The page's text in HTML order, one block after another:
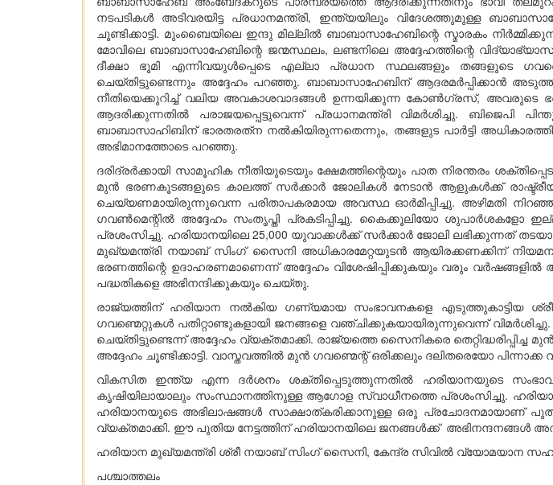
നടപടികൾ അടിവരയിട്ട പ്രധാനമന്ത്രി, ഇന്ത്യയിലും വിദേശത്തുമുള്ള
ചൂണ്ടിക്കാട്ടി. മുംബൈയിലെ ഇന്ദു മില്ലിൽ ബാബാസാഹേബിന്റെ സ്മാരകം
മോവിലെ ബാബാസാഹേബിന്റെ ജന്മസ്ഥലം, ലണ്ടനിലെ അദ്ദേഹത്തിന്റെ
ദീക്ഷാ ഭൂമി എന്നിവയുൾപ്പെടെ എല്ലാ പ്രധാന സ്ഥലങ്ങളും തങ്ങളുടെ
ചെയ്തിട്ടുണ്ടെന്നും അദ്ദേഹം പറഞ്ഞു. ബാബാസാഹേബിന് ആദരമർപ്പിക്കാൻ
നീതിയെക്കുറിച്ച് വലിയ അവകാശവാദങ്ങൾ ഉന്നയിക്കുന്ന കോൺഗ്രസ്,
ആദരിക്കുന്നതിൽ പരാജയപ്പെട്ടുവെന്ന് പ്രധാനമന്ത്രി വിമർശിച്ചു. ബിജെപി
ബാബാസാഹിബിന് ഭാരതരത്‌ന നൽകിയിരുന്നതെന്നും, തങ്ങളുട പാർട്ടി
അഭിമാനത്തോടെ പറഞ്ഞു.
ദരിദ്രർക്കായി സാമൂഹിക നീതിയുടെയും ക്ഷേമത്തിന്റെയും പാത നിരന്തരം
മുൻ ഭരണകൂടങ്ങളുടെ കാലത്ത് സർക്കാർ ജോലികൾ നേടാൻ ആളുകൾക്ക്
ചെയ്യണമായിരുന്നുവെന്ന പരിതാപകരമായ അവസ്ഥ ഓർമിപ്പിച്ചു. അഴിമതി
ഗവൺമെന്റിൽ അദ്ദേഹം സംതൃപ്തി പ്രകടിപ്പിച്ചു. കൈക്കൂലിയോ ശുപാർശകളോ
പ്രശംസിച്ചു. ഹരിയാനയിലെ 25,000 യുവാക്കൾക്ക് സർക്കാർ ജോലി ലഭിക്കുന്നത്
മുഖ്യമന്ത്രി നയാബ് സിംഗ് സൈനി അധികാരമേറ്റയുടൻ ആയിരക്കണക്കിന്
ഭരണത്തിന്റെ ഉദാഹരണമാണെന്ന് അദ്ദേഹം വിശേഷിപ്പിക്കുകയും വരും
പദ്ധതികളെ അഭിനന്ദിക്കുകയും ചെയ്തു.
രാജ്യത്തിന് ഹരിയാന നൽകിയ ഗണ്യമായ സംഭാവനകളെ എടുത്തുകാട്ടിയ
ഗവണ്മെറ്റുകൾ പതിറ്റാണ്ടുകളായി ജനങ്ങളെ വഞ്ചിക്കുകയായിരുന്നുവെന്ന്
ചെയ്തിട്ടുണ്ടെന്ന് അദ്ദേഹം വ്യക്തമാക്കി. രാജ്യത്തെ സൈനികരെ
അദ്ദേഹം ചൂണ്ടിക്കാട്ടി. വാസ്തവത്തിൽ മുൻ ഗവണ്മെന്റ് ഒരിക്കലും ദലിതരെയോ
വികസിത ഇന്ത്യ എന്ന ദർശനം ശക്തിപ്പെടുത്തുന്നതിൽ ഹരിയാനയുടെ
കൃഷിയിലായാലും സംസ്ഥാനത്തിനുള്ള ആഗോള സ്വാധീനത്തെ പ്രശംസിച്ചു.
ഹരിയാനയുടെ അഭിലാഷങ്ങൾ സാക്ഷാത്കരിക്കാനുള്ള ഒരു പ്രചോദനമായാണ്
വ്യക്തമാക്കി. ഈ പുതിയ നേട്ടത്തിന് ഹരിയാനയിലെ ജനങ്ങൾക്ക് അഭിനന്ദനങ്ങൾ
ഹരിയാന മുഖ്യമന്ത്രി ശ്രീ നയാബ് സിംഗ് സൈനി, കേന്ദ്ര സിവിൽ വ്യോമയാന
പശ്ചാത്തലം